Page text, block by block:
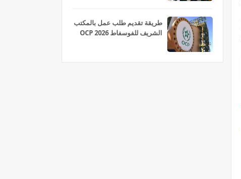
طريقة تقديم طلب عمل بالمكتب
الشريف للفوسفاط OCP 2026